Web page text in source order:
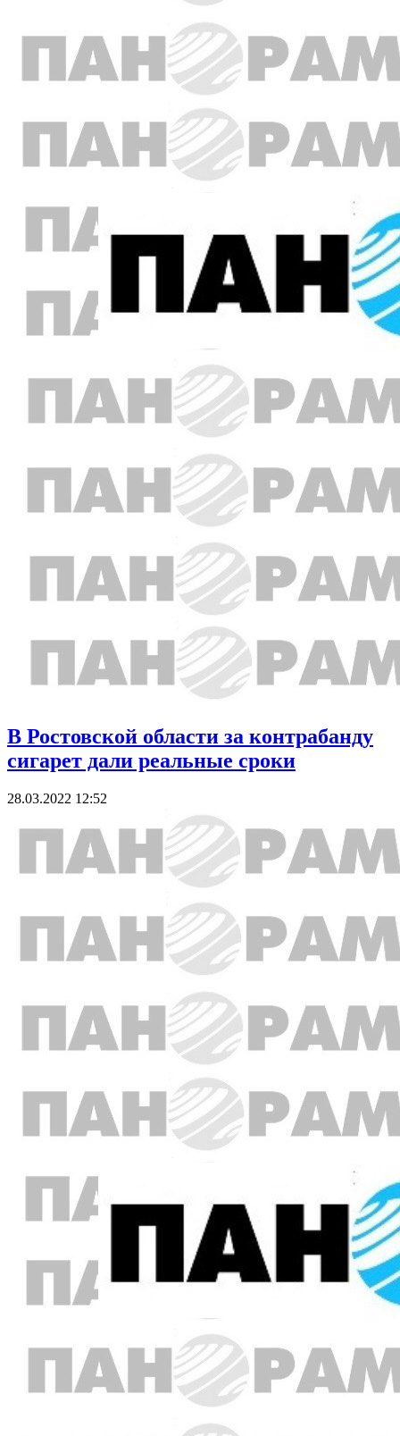
В Ростовской области за контрабанду
сигарет дали реальные сроки
28.03.2022 12:52